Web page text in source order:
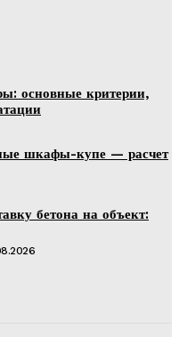
основные критерии,
шкафы-купе — расчет
бетона на объект: